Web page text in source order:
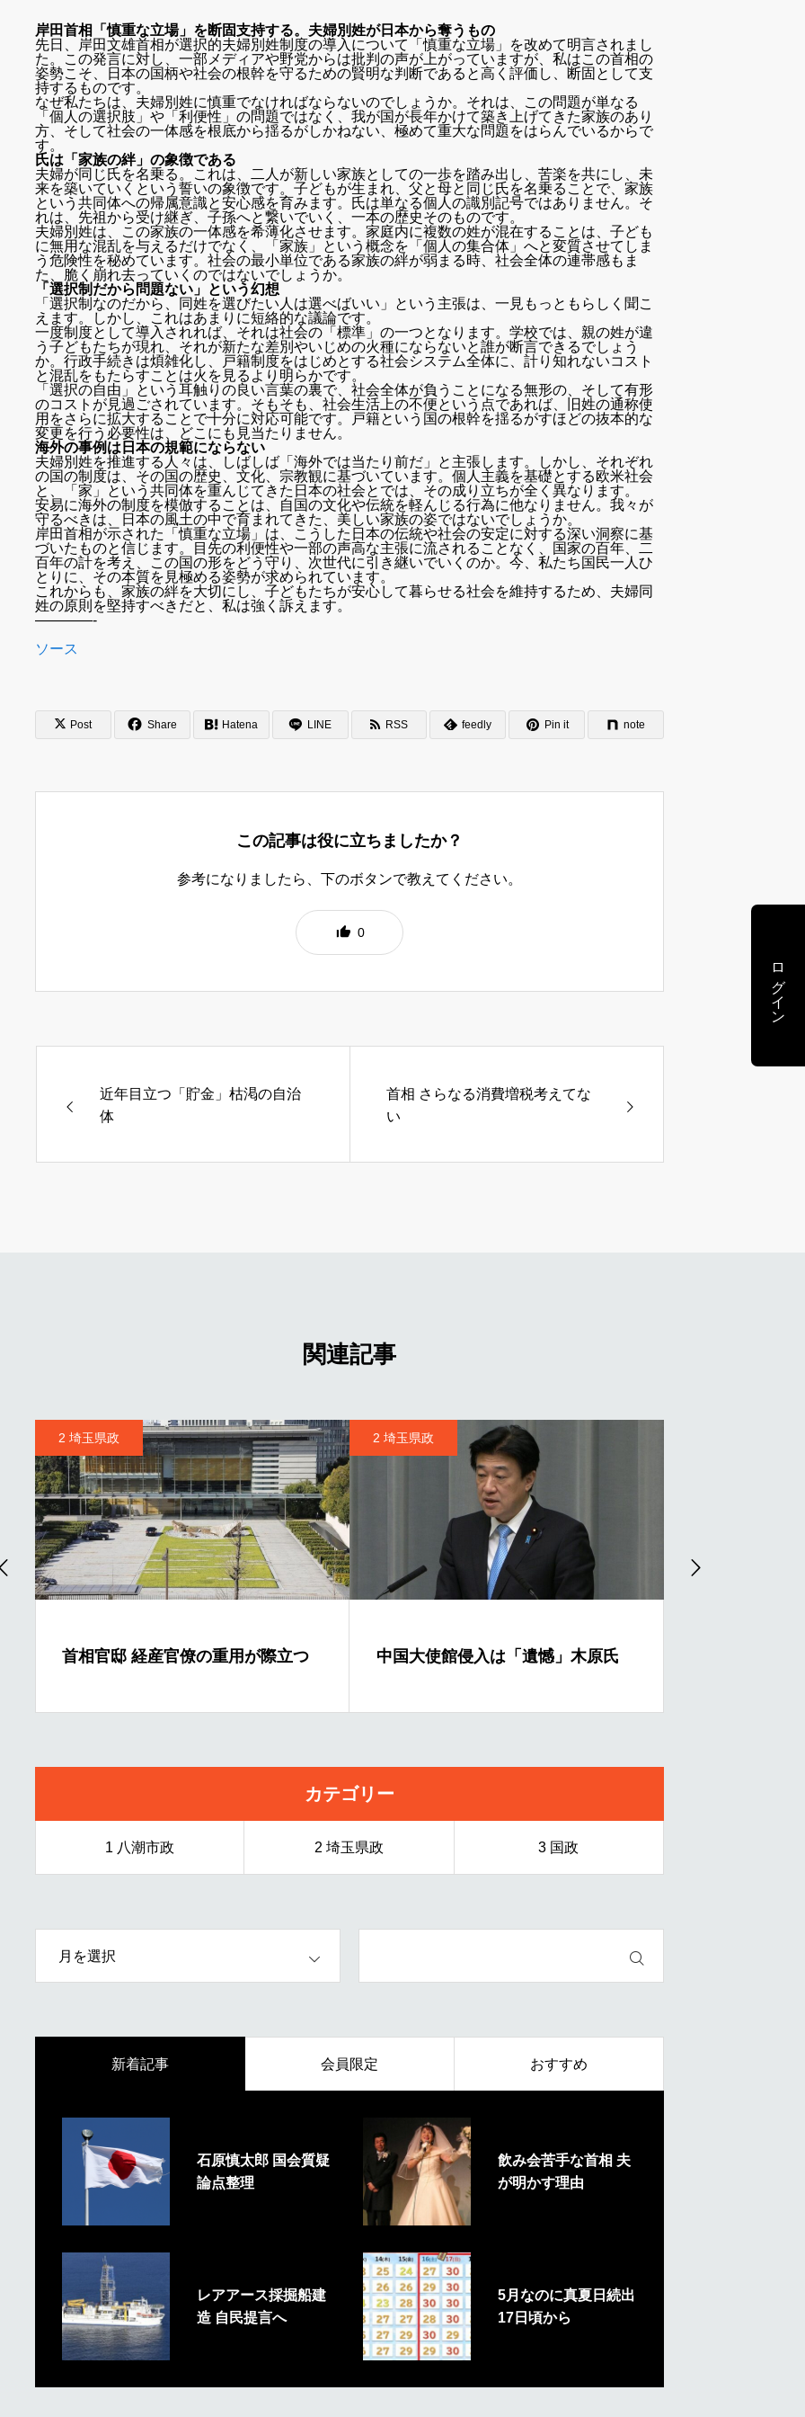
岸田首相「慎重な立場」を断固支持する。夫婦別姓が日本から奪うもの
先日、岸田文雄首相が選択的夫婦別姓制度の導入について「慎重な立場」を改めて明言されまし
た。この発言に対し、一部メディアや野党からは批判の声が上がっていますが、私はこの首相の
姿勢こそ、日本の国柄や社会の根幹を守るための賢明な判断であると高く評価し、断固として支
持するものです。
なぜ私たちは、夫婦別姓に慎重でなければならないのでしょうか。それは、この問題が単なる
「個人の選択肢」や「利便性」の問題ではなく、我が国が長年かけて築き上げてきた家族のあり
方、そして社会の一体感を根底から揺るがしかねない、極めて重大な問題をはらんでいるからで
す。
氏は「家族の絆」の象徴である
夫婦が同じ氏を名乗る。これは、二人が新しい家族としての一歩を踏み出し、苦楽を共にし、未
来を築いていくという誓いの象徴です。子どもが生まれ、父と母と同じ氏を名乗ることで、家族
という共同体への帰属意識と安心感を育みます。氏は単なる個人の識別記号ではありません。そ
れは、先祖から受け継ぎ、子孫へと繋いでいく、一本の歴史そのものです。
夫婦別姓は、この家族の一体感を希薄化させます。家庭内に複数の姓が混在することは、子ども
に無用な混乱を与えるだけでなく、「家族」という概念を「個人の集合体」へと変質させてしま
う危険性を秘めています。社会の最小単位である家族の絆が弱まる時、社会全体の連帯感もま
た、脆く崩れ去っていくのではないでしょうか。
「選択制だから問題ない」という幻想
「選択制なのだから、同姓を選びたい人は選べばいい」という主張は、一見もっともらしく聞こ
えます。しかし、これはあまりに短絡的な議論です。
一度制度として導入されれば、それは社会の「標準」の一つとなります。学校では、親の姓が違
う子どもたちが現れ、それが新たな差別やいじめの火種にならないと誰が断言できるでしょう
か。行政手続きは煩雑化し、戸籍制度をはじめとする社会システム全体に、計り知れないコスト
と混乱をもたらすことは火を見るより明らかです。
「選択の自由」という耳触りの良い言葉の裏で、社会全体が負うことになる無形の、そして有形
のコストが見過ごされています。そもそも、社会生活上の不便という点であれば、旧姓の通称使
用をさらに拡大することで十分に対応可能です。戸籍という国の根幹を揺るがすほどの抜本的な
変更を行う必要性は、どこにも見当たりません。
海外の事例は日本の規範にならない
夫婦別姓を推進する人々は、しばしば「海外では当たり前だ」と主張します。しかし、それぞれ
の国の制度は、その国の歴史、文化、宗教観に基づいています。個人主義を基礎とする欧米社会
と、「家」という共同体を重んじてきた日本の社会とでは、その成り立ちが全く異なります。
安易に海外の制度を模倣することは、自国の文化や伝統を軽んじる行為に他なりません。我々が
守るべきは、日本の風土の中で育まれてきた、美しい家族の姿ではないでしょうか。
岸田首相が示された「慎重な立場」は、こうした日本の伝統や社会の安定に対する深い洞察に基
づいたものと信じます。目先の利便性や一部の声高な主張に流されることなく、国家の百年、二
百年の計を考え、この国の形をどう守り、次世代に引き継いでいくのか。今、私たち国民一人ひ
とりに、その本質を見極める姿勢が求められています。
これからも、家族の絆を大切にし、子どもたちが安心して暮らせる社会を維持するため、夫婦同
姓の原則を堅持すべきだと、私は強く訴えます。
————-
ソース
Post Share Hatena LINE RSS feedly Pin it note
この記事は役に立ちましたか？
参考になりましたら、下のボタンで教えてください。
0
近年目立つ「貯金」枯渇の自治
体
首相 さらなる消費増税考えてな
い
関連記事
重用が際立つ
2 埼玉県政
中国大使館侵入は「遺憾」木原氏
2 埼玉県政
政府打診 日朝首脳会談の返事来ず
カテゴリー
1 八潮市政 2 埼玉県政 3 国政
新着記事 会員限定 おすすめ
石原慎太郎 国会質疑
論点整理
飲み会苦手な首相 夫
が明かす理由
レアアース採掘船建
造 自民提言へ
5月なのに真夏日続出
17日頃から
ログイン